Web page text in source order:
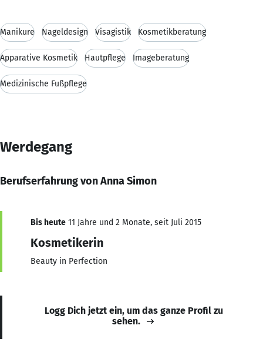
Manikure Nageldesign Visagistik Kosmetikberatung
Apparative Kosmetik Hautpflege Imageberatung
Medizinische Fußpflege
Werdegang
Berufserfahrung von Anna Simon
Bis heute 11 Jahre und 2 Monate, seit Juli 2015
Kosmetikerin
Beauty in Perfection
Logg Dich jetzt ein, um das ganze Profil zu
sehen.